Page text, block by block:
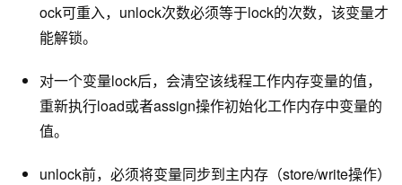
ock可重入，unlock次数必须等于lock的次数，该变量才
能解锁。
对一个变量lock后，会清空该线程工作内存变量的值，
重新执行load或者assign操作初始化工作内存中变量的
值。
unlock前，必须将变量同步到主内存（store/write操作）